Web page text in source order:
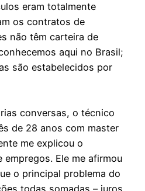
eram totalmente
os contratos de
não têm carteira de
aqui no Brasil;
são estabelecidos por
conversas, o técnico
de 28 anos com master
me explicou o
Ele me afirmou
o principal problema do
todas somadas – juros